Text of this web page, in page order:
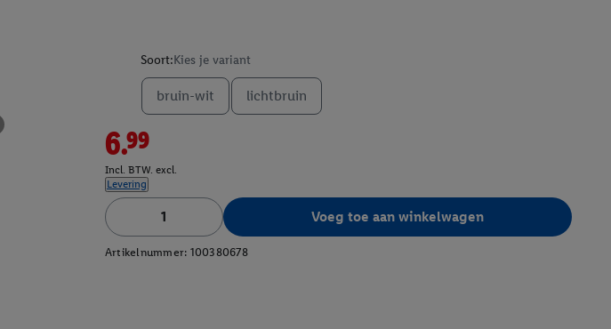
Soort:Kies je variant
bruin-wit lichtbruin
6.99
Incl. BTW. excl.
Levering
Voeg toe aan winkelwagen
Artikelnummer: 100380678